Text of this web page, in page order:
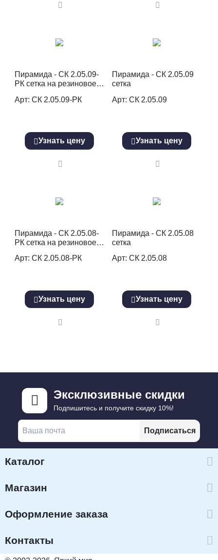
Пирамида - СК 2.05.09-
РК сетка на резиновое
Арт: СК 2.05.09-РК
Узнать цену
Пирамида - СК 2.05.09
сетка
Арт: СК 2.05.09
Узнать цену
Пирамида - СК 2.05.08-
РК сетка на резиновое
Арт: СК 2.05.08-РК
Узнать цену
Пирамида - СК 2.05.08
сетка
Арт: СК 2.05.08
Узнать цену
Эксклюзивные скидки
Подпишитесь и получите скидку 10%!
Подписаться
Каталог
Магазин
Оформление заказа
Контакты